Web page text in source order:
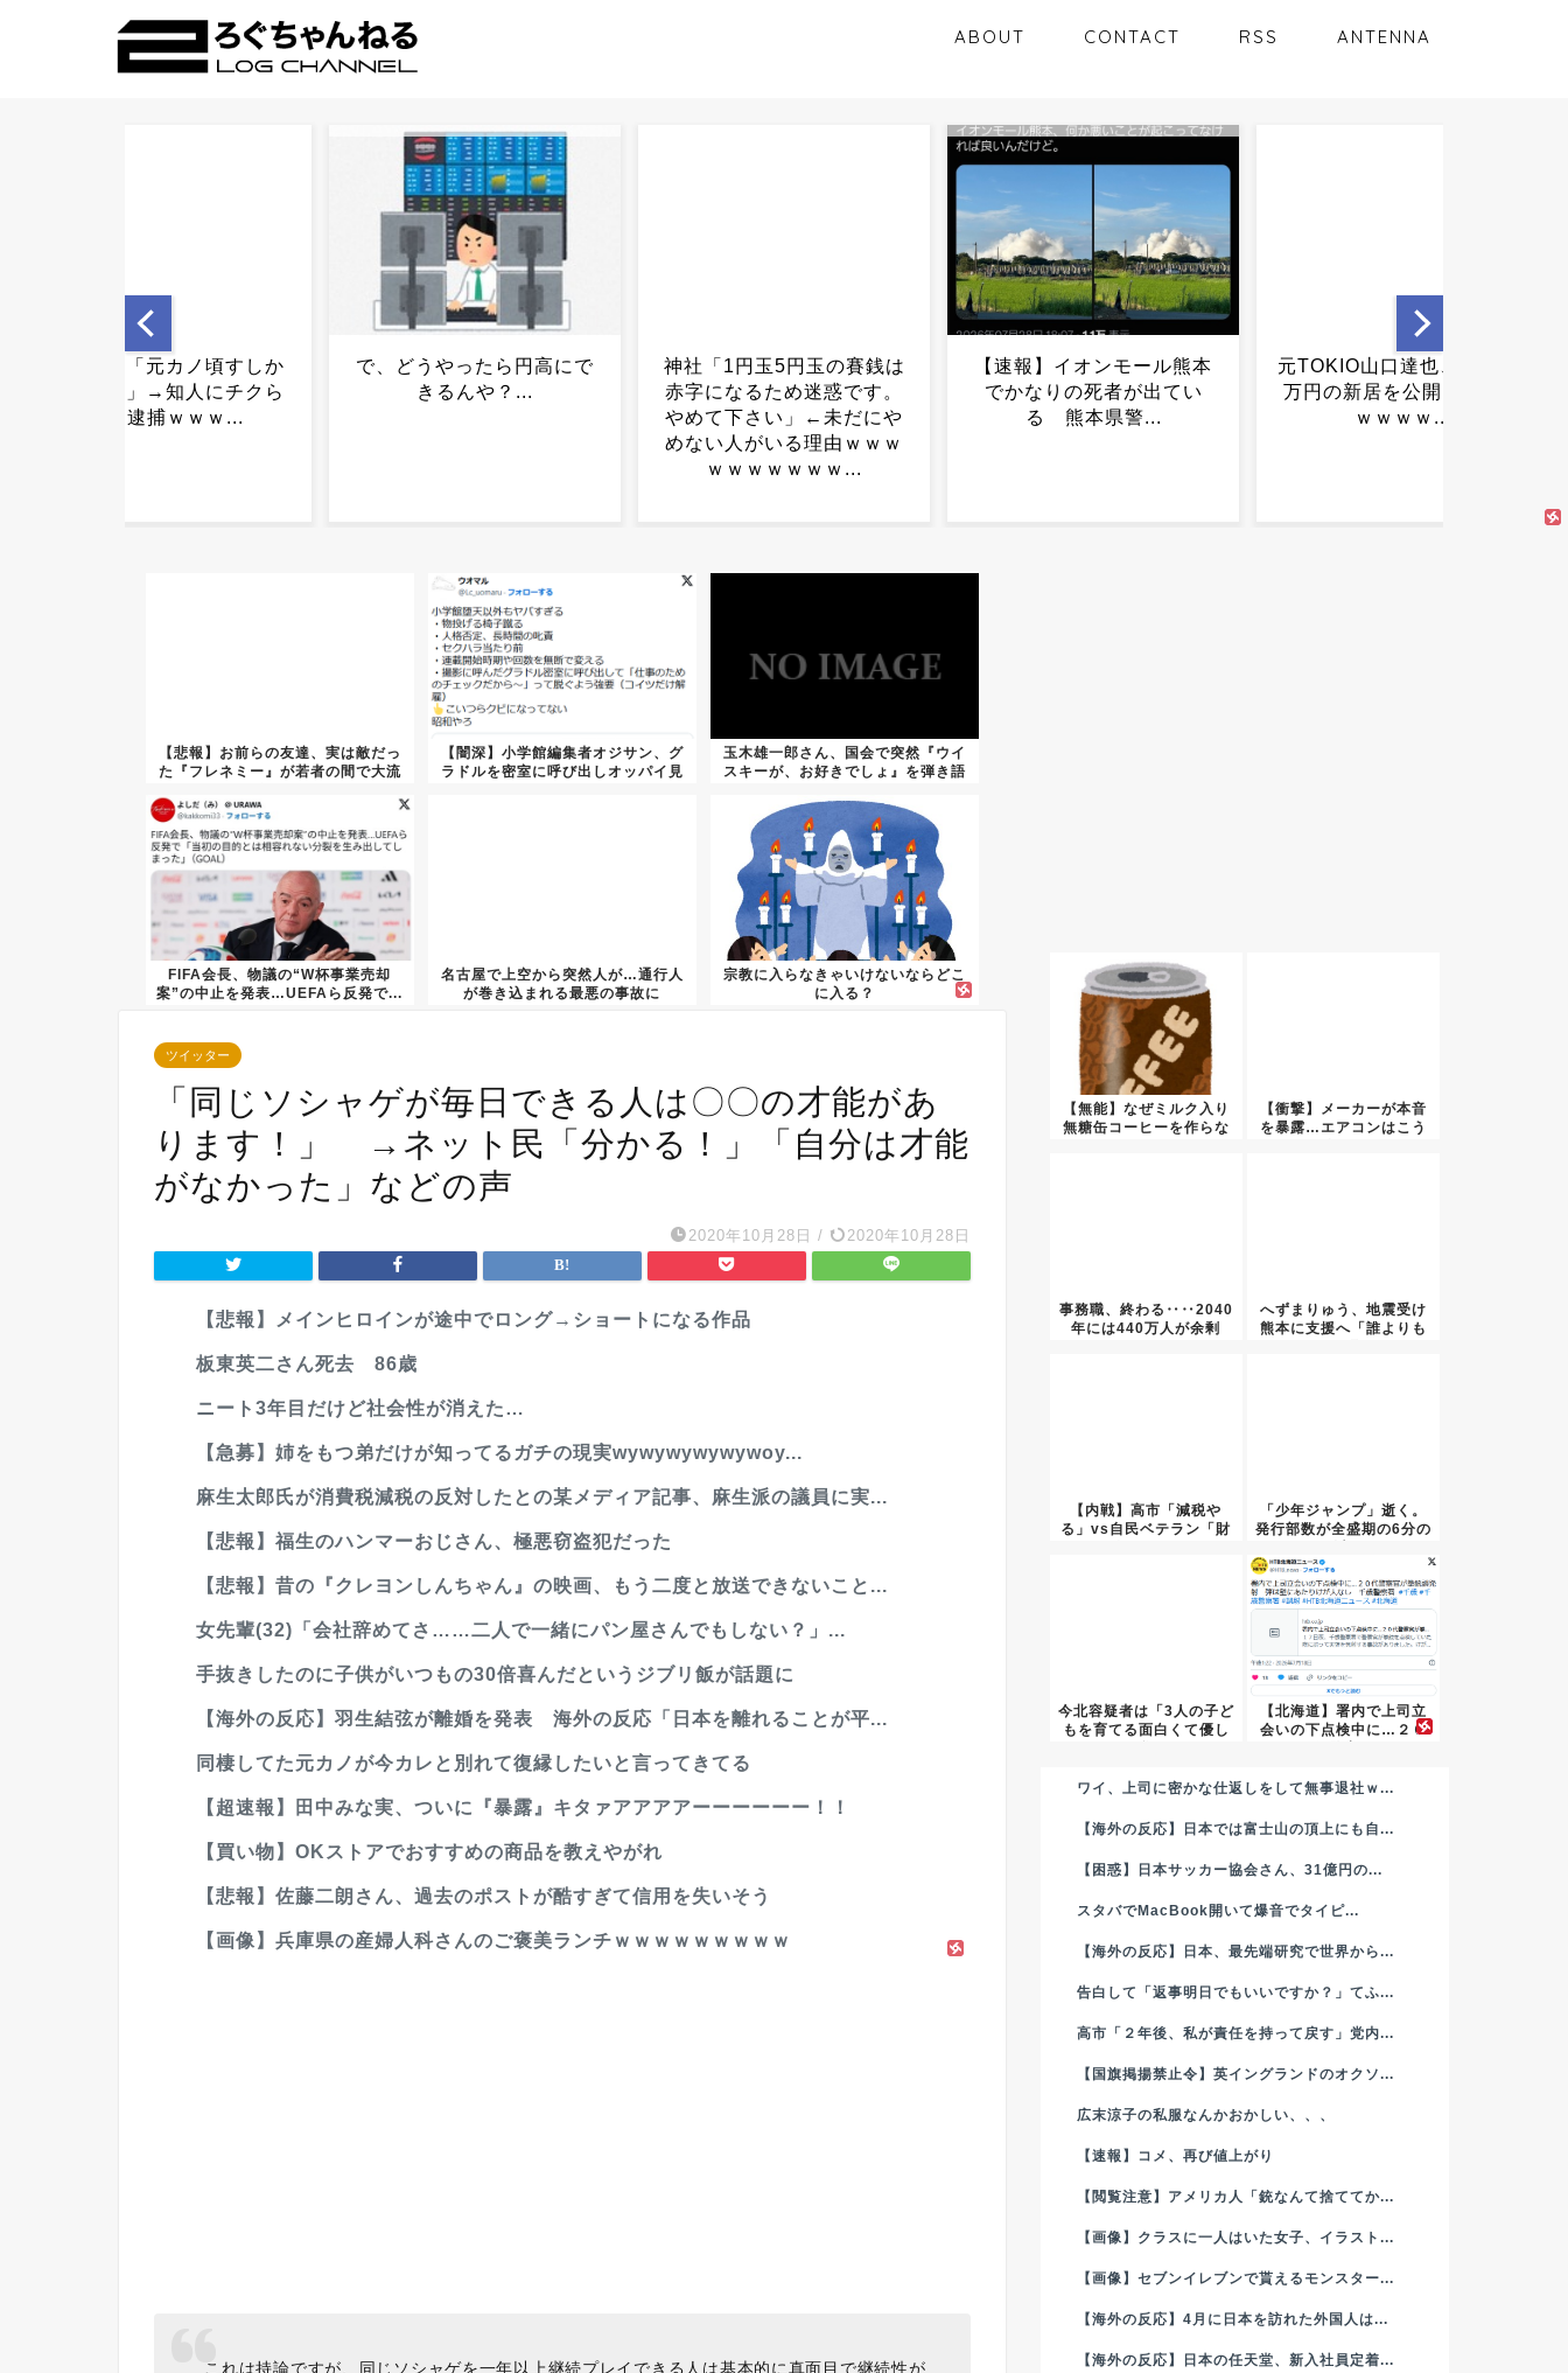
ABOUT CONTACT RSS ANTENNA
神社「1円玉5円玉の賽銭は
赤字になるため迷惑です。
【速報】イオンモール熊本
でかなりの死者が出てい
る 熊本県警...
元TOKIO山口達也、家賃3.4
万円の新居を公開ｗｗｗｗ
ｗｗｗｗ...
【悲報】 高市総理の詳細
答弁に「もういい！｣と邪魔
する野党議員 「議論が足り
で、どうやったら円高にで
きるんや？...
【悲報】お前らの友達、実は敵だっ
た『フレネミー』が若者の間で大流
【闇深】小学館編集者オジサン、グ
ラドルを密室に呼び出しオッパイ見
玉木雄一郎さん、国会で突然『ウイ
スキーが、お好きでしょ』を弾き語
FIFA会長、物議の“W杯事業売却
案”の中止を発表…UEFAら反発で...
名古屋で上空から突然人が…通行人
が巻き込まれる最悪の事故に
宗教に入らなきゃいけないならどこ
に入る？
ツイッター
「同じソシャゲが毎日できる人は〇〇の才能があ
ります！」 →ネット民「分かる！」「自分は才能
がなかった」などの声
2020年10月28日 / 2020年10月28日
【悲報】メインヒロインが途中でロング→ショートになる作品
板東英二さん死去 86歳
ニート3年目だけど社会性が消えた…
【急募】姉をもつ弟だけが知ってるガチの現実wywywywywywoy...
麻生太郎氏が消費税減税の反対したとの某メディア記事、麻生派の議員に実...
【悲報】福生のハンマーおじさん、極悪窃盗犯だった
【悲報】昔の『クレヨンしんちゃん』の映画、もう二度と放送できないこと...
女先輩(32)「会社辞めてさ……二人で一緒にパン屋さんでもしない？」...
手抜きしたのに子供がいつもの30倍喜んだというジブリ飯が話題に
【海外の反応】羽生結弦が離婚を発表 海外の反応「日本を離れることが平...
同棲してた元カノが今カレと別れて復縁したいと言ってきてる
【超速報】田中みな実、ついに『暴露』キタァアアアアーーーーーー！！
【買い物】OKストアでおすすめの商品を教えやがれ
【悲報】佐藤二朗さん、過去のポストが酷すぎて信用を失いそう
【画像】兵庫県の産婦人科さんのご褒美ランチｗｗｗｗｗｗｗｗｗ
これは持論ですが、同じソシャゲを一年以上継続プレイできる人は基本的に真面目で継続性が
【無能】なぜミルク入り
無糖缶コーヒーを作らな
【衝撃】メーカーが本音
を暴露…エアコンはこう
事務職、終わる‥‥2040
年には440万人が余剰
へずまりゅう、地震受け
熊本に支援へ「誰よりも
【内戦】高市「減税や
る」vs自民ベテラン「財
「少年ジャンプ」逝く。
発行部数が全盛期の6分の
今北容疑者は「3人の子ど
もを育てる面白くて優し
【北海道】署内で上司立
会いの下点検中に…２０
ワイ、上司に密かな仕返しをして無事退社ｗ...
【海外の反応】日本では富士山の頂上にも自...
【困惑】日本サッカー協会さん、31億円の...
スタバでMacBook開いて爆音でタイピ...
【海外の反応】日本、最先端研究で世界から...
告白して「返事明日でもいいですか？」てふ...
高市「２年後、私が責任を持って戻す」党内...
【国旗掲揚禁止令】英イングランドのオクソ...
広末涼子の私服なんかおかしい、、、
【速報】コメ、再び値上がり
【閲覧注意】アメリカ人「銃なんて捨ててか...
【画像】クラスに一人はいた女子、イラスト...
【画像】セブンイレブンで貰えるモンスター...
【海外の反応】4月に日本を訪れた外国人は...
【海外の反応】日本の任天堂、新入社員定着...